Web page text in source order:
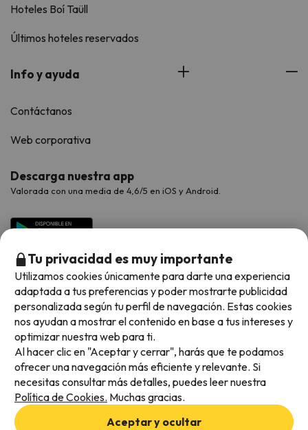
Hoteles Boí Taüll
Últimos hoteles reservados
Info y ayuda
Contáctanos
Web corporativa
Descarga nuestra app
Valorada con una media de 4,6/5 en iOS y Android.
Métodos de pago disponibles
Condiciones generales
Tu privacidad es muy importante
Utilizamos cookies únicamente para darte una experiencia
adaptada a tus preferencias y poder mostrarte publicidad
personalizada según tu perfil de navegación. Estas cookies
nos ayudan a mostrar el contenido en base a tus intereses y
optimizar nuestra web para ti.
Al hacer clic en "Aceptar y cerrar", harás que te podamos
ofrecer una navegación más eficiente y relevante. Si
necesitas consultar más detalles, puedes leer nuestra
Política de Cookies. Muchas gracias.
Aceptar y ocultar